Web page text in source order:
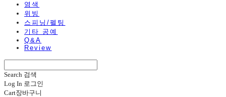
염색
위빙
스피닝/펠팅
기타 공예
Q&A
Review
Search 검색
Log In 로그인
Cart장바구니